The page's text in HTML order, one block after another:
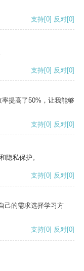
支持[0] 反对[0]
支持[0] 反对[0]
提高了50%，让我能够
支持[0] 反对[0]
隐私保护。
支持[0] 反对[0]
己的需求选择学习方
支持[0] 反对[0]